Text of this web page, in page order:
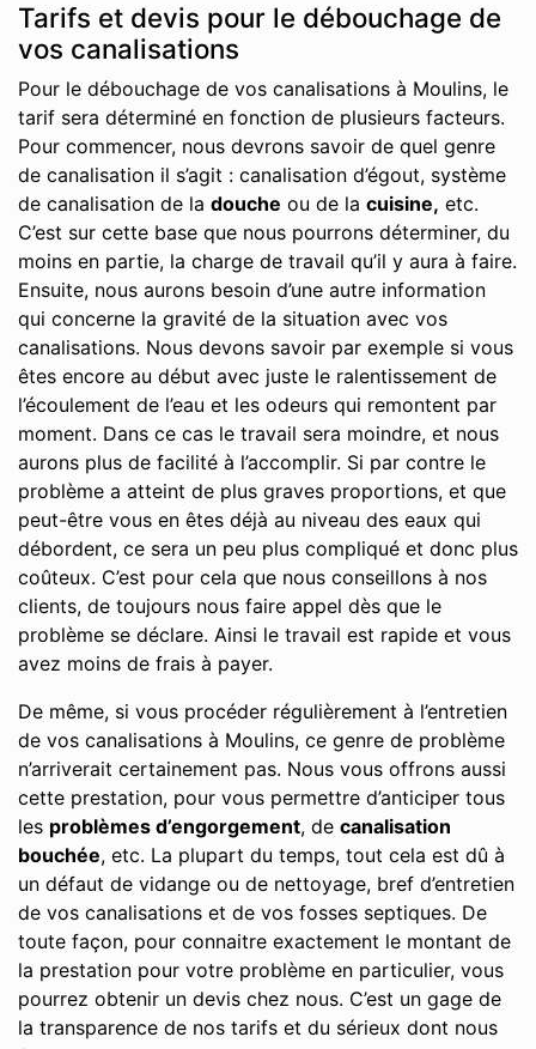
Tarifs et devis pour le débouchage de
vos canalisations
Pour le débouchage de vos canalisations à Moulins, le
tarif sera déterminé en fonction de plusieurs facteurs.
Pour commencer, nous devrons savoir de quel genre
de canalisation il s’agit : canalisation d’égout, système
de canalisation de la douche ou de la cuisine, etc.
C’est sur cette base que nous pourrons déterminer, du
moins en partie, la charge de travail qu’il y aura à faire.
Ensuite, nous aurons besoin d’une autre information
qui concerne la gravité de la situation avec vos
canalisations. Nous devons savoir par exemple si vous
êtes encore au début avec juste le ralentissement de
l’écoulement de l’eau et les odeurs qui remontent par
moment. Dans ce cas le travail sera moindre, et nous
aurons plus de facilité à l’accomplir. Si par contre le
problème a atteint de plus graves proportions, et que
peut-être vous en êtes déjà au niveau des eaux qui
débordent, ce sera un peu plus compliqué et donc plus
coûteux. C’est pour cela que nous conseillons à nos
clients, de toujours nous faire appel dès que le
problème se déclare. Ainsi le travail est rapide et vous
avez moins de frais à payer.
De même, si vous procéder régulièrement à l’entretien
de vos canalisations à Moulins, ce genre de problème
n’arriverait certainement pas. Nous vous offrons aussi
cette prestation, pour vous permettre d’anticiper tous
les problèmes d’engorgement, de canalisation
bouchée, etc. La plupart du temps, tout cela est dû à
un défaut de vidange ou de nettoyage, bref d’entretien
de vos canalisations et de vos fosses septiques. De
toute façon, pour connaitre exactement le montant de
la prestation pour votre problème en particulier, vous
pourrez obtenir un devis chez nous. C’est un gage de
la transparence de nos tarifs et du sérieux dont nous